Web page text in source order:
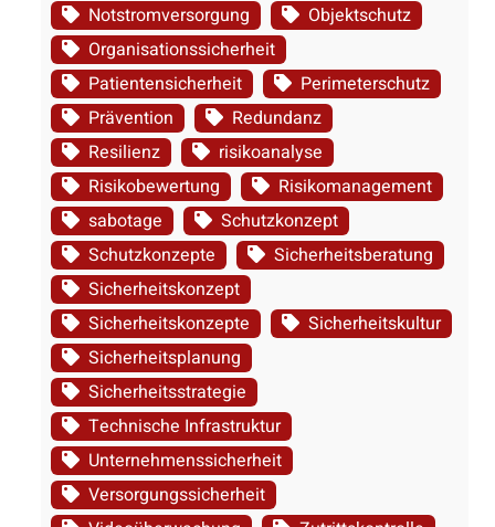
Notstromversorgung
Objektschutz
Organisationssicherheit
Patientensicherheit
Perimeterschutz
Prävention
Redundanz
Resilienz
risikoanalyse
Risikobewertung
Risikomanagement
sabotage
Schutzkonzept
Schutzkonzepte
Sicherheitsberatung
Sicherheitskonzept
Sicherheitskonzepte
Sicherheitskultur
Sicherheitsplanung
Sicherheitsstrategie
Technische Infrastruktur
Unternehmenssicherheit
Versorgungssicherheit